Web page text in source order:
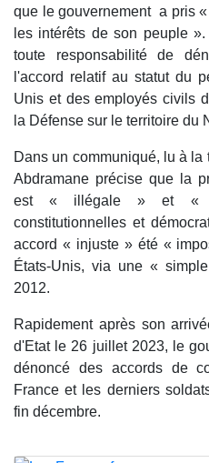
que le gouvernement a pris
les intérêts de son peuple
toute responsabilité de
l'accord relatif au statut du
Unis et des employés civils
la Défense sur le territoire du
Dans un communiqué, lu à
Abdramane précise que la
est « illégale » et «
constitutionnelles et
accord « injuste » été «
États-Unis, via une «
2012.
Rapidement après son
d'Etat le 26 juillet 2023, le
dénoncé des accords de
France et les derniers
fin décembre.